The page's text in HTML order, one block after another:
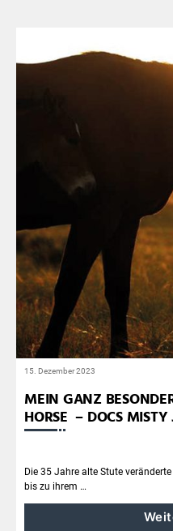
15. Dezember 2023
MEIN GANZ
HORSE – DOCS MISTY
Die 35 Jahre alte Stute
bis zu ihrem …